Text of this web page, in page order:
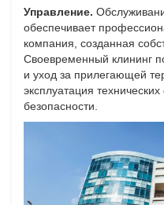
Управление.
обеспечивает
компания, созданная
Своевременный клининг
и уход за прилегающей
эксплуатация
безопасности.